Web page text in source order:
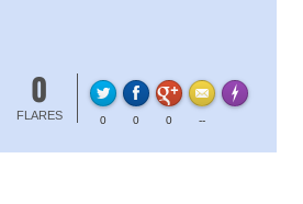
0
FLARES 0 0 0 --
Made with